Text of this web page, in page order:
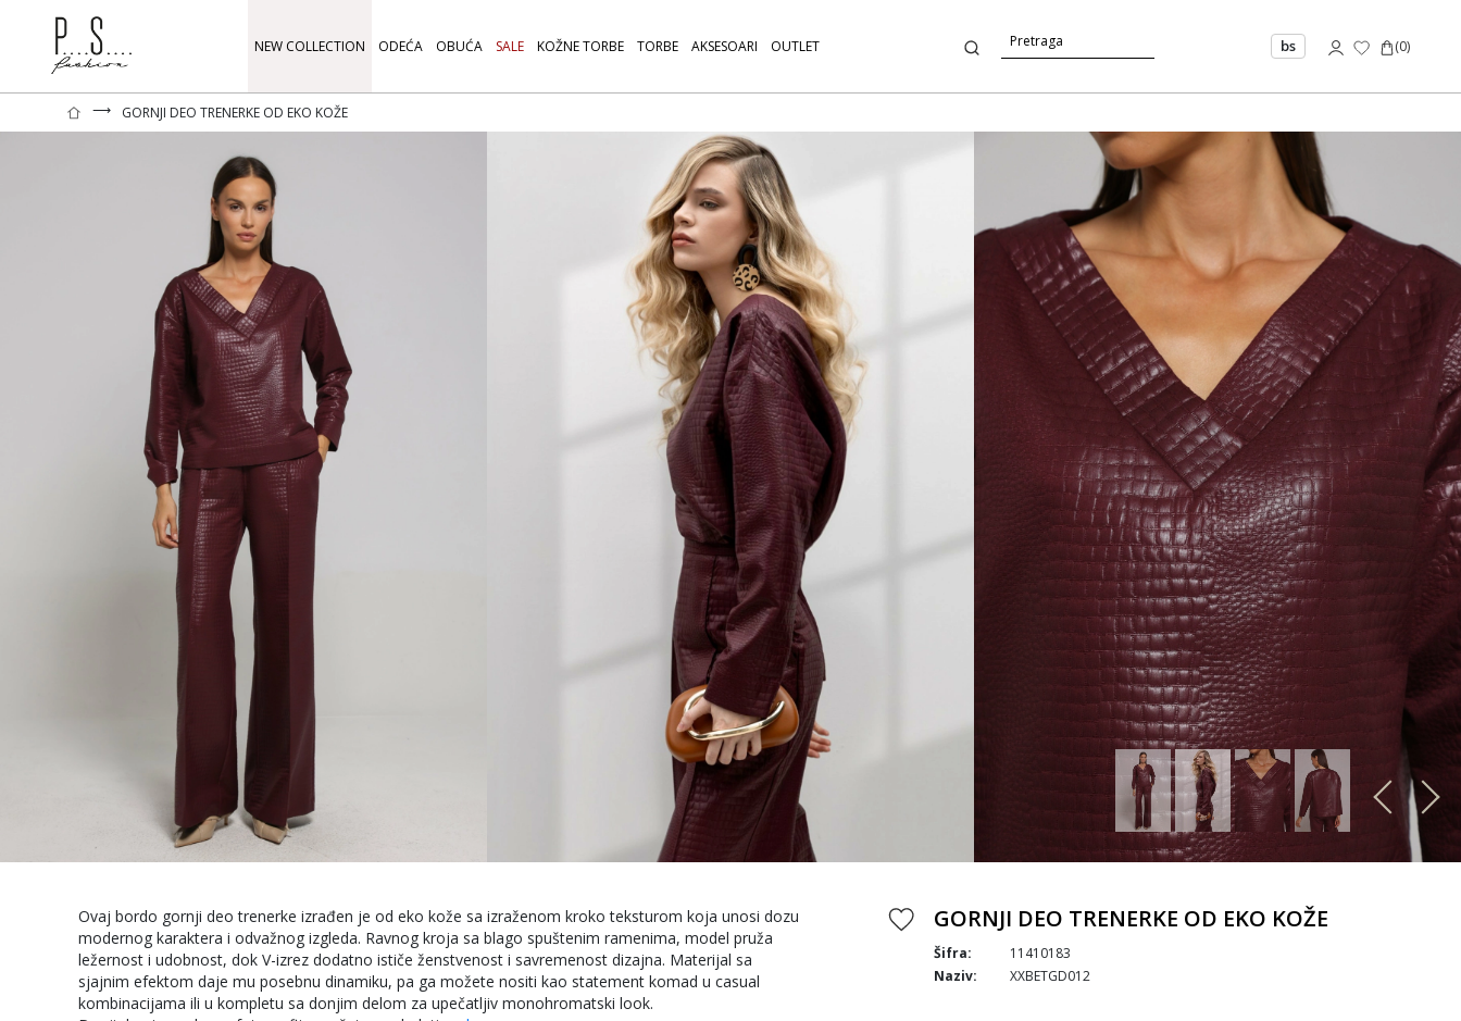
NEW COLLECTION ODEĆA OBUĆA SALE KOŽNE TORBE TORBE AKSESOARI OUTLET bs (0)
⟶ GORNJI DEO TRENERKE OD EKO KOŽE
Ovaj bordo gornji deo trenerke izrađen je od eko kože sa izraženom kroko teksturom koja unosi dozu
modernog karaktera i odvažnog izgleda. Ravnog kroja sa blago spuštenim ramenima, model pruža
ležernost i udobnost, dok V-izrez dodatno ističe ženstvenost i savremenost dizajna. Materijal sa
sjajnim efektom daje mu posebnu dinamiku, pa ga možete nositi kao statement komad u casual
kombinacijama ili u kompletu sa donjim delom za upečatljiv monohromatski look.
GORNJI DEO TRENERKE OD EKO KOŽE
Šifra:
11410183
Naziv:
XXBETGD012